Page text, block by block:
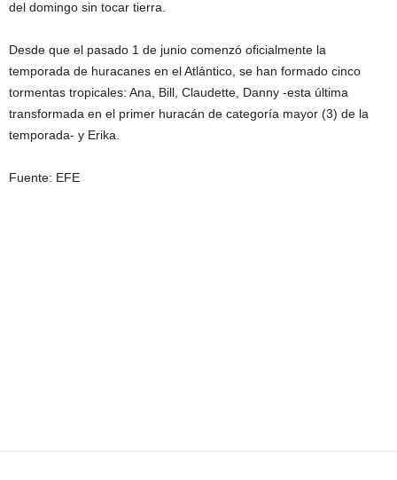
del domingo sin tocar tierra.
Desde que el pasado 1 de junio comenzó oficialmente la
temporada de huracanes en el Atlántico, se han formado cinco
tormentas tropicales: Ana, Bill, Claudette, Danny -esta última
transformada en el primer huracán de categoría mayor (3) de la
temporada- y Erika.
Fuente: EFE